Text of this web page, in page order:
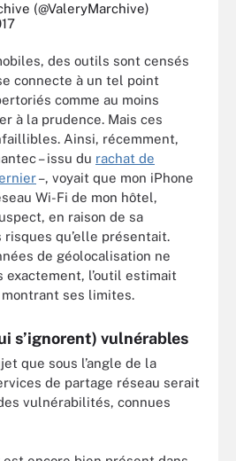
(@ValeryMarchive)
des outils sont censés
connecte à un tel point
comme au moins
à la prudence. Mais ces
Ainsi, récemment,
– issu du rachat de
–, voyait que mon iPhone
Wi-Fi de mon hôtel,
en raison de sa
qu’elle présentait.
de géolocalisation ne
exactement, l’outil estimait
ses limites.
s’ignorent) vulnérables
que sous l’angle de la
de partage réseau serait
vulnérabilités, connues